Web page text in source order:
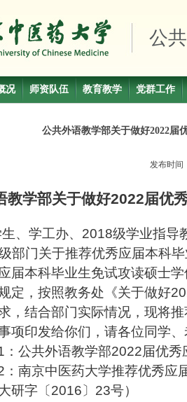
公
况 师资队伍 教育教学 党群工作
公共外语教学部关于做好2022届
发布时
教学部关于做好2022届优
、学工办、 2018级学业指导
部门关于推荐优秀应届本科
届本科毕业生免试攻读硕士
定，按照教务处《关于做好
，结合部门实际情况，现将
项印发给你们，请各位同学
：公共外语教学部2022届优秀
：南京中医药大学推荐优秀
研字〔 2016 〕 23号）